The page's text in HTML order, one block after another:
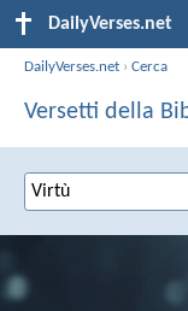
DailyVerses.net
DailyVerses.net ›Cerca
Versetti della